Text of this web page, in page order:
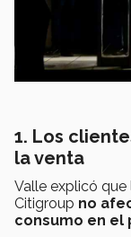
1. Los
la venta
Valle explicó
Citigroup no
consumo en el